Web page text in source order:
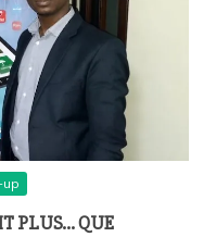
up
PLUS… QUE